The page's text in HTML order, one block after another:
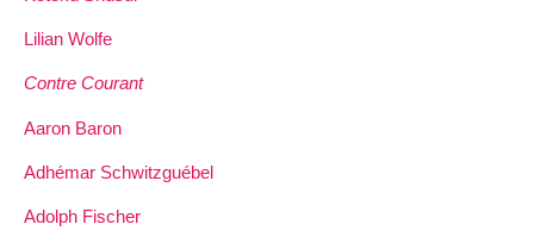
Lilian Wolfe
Contre Courant
Aaron Baron
Adhémar Schwitzguébel
Adolph Fischer